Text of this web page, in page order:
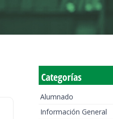
Categorías
Alumnado
Información General